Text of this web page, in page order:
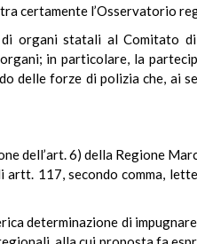
certamente l’Osservatorio
organi statali al Comitato
in particolare, la
delle forze di polizia che, ai
dell’art. 6) della Regione
117, secondo comma,
determinazione di